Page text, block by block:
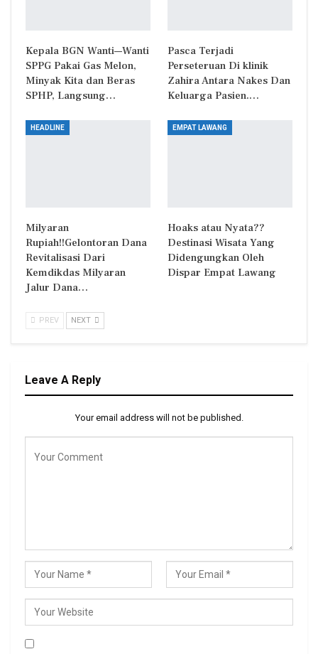
Kepala BGN Wanti—Wanti
SPPG Pakai Gas Melon,
Minyak Kita dan Beras
SPHP, Langsung…
Pasca Terjadi
Perseteruan Di klinik
Zahira Antara Nakes Dan
Keluarga Pasien.…
HEADLINE
Milyaran
Rupiah!!Gelontoran Dana
Revitalisasi Dari
Kemdikdas Milyaran
Jalur Dana…
EMPAT LAWANG
Hoaks atau Nyata??
Destinasi Wisata Yang
Didengungkan Oleh
Dispar Empat Lawang
PREV NEXT
Leave A Reply
Your email address will not be published.